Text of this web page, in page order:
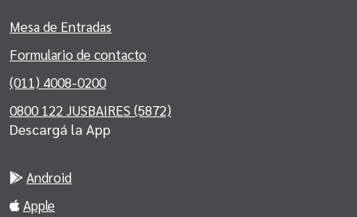
Mesa de Entradas
Formulario de contacto
(011) 4008-0200
0800 122 JUSBAIRES (5872)
Descargá la App
Android
Apple